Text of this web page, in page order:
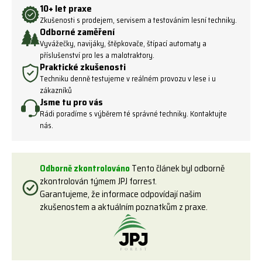
10+ let praxe
Zkušenosti s prodejem, servisem a testováním lesní techniky.
Odborné zaměření
Vyvážečky, navijáky, štěpkovače, štípací automaty a
příslušenství pro les a malotraktory.
Praktické zkušenosti
Techniku denně testujeme v reálném provozu v lese i u
zákazníků
Jsme tu pro vás
Rádi poradíme s výběrem té správné techniky. Kontaktujte
nás.
Odborně zkontrolovánoTento článek byl odborně
zkontrolován týmem JPJ forrest.
Garantujeme, že informace odpovídají našim
zkušenostem a aktuálním poznatkům z praxe.